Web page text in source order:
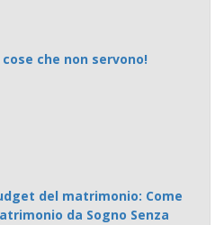
che non servono!
del matrimonio: Come
da Sogno Senza